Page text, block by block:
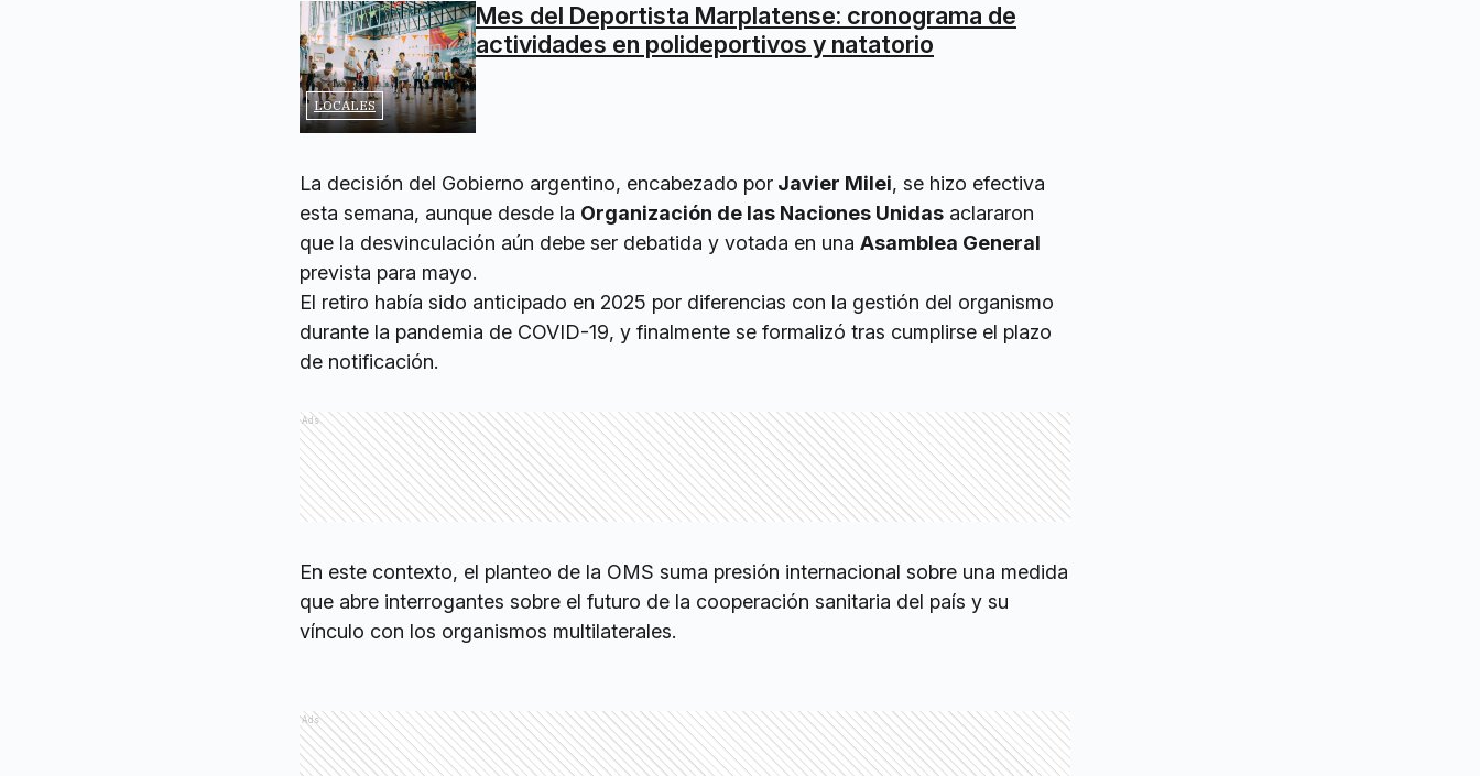
LOCALES
Mes del Deportista Marplatense: cronograma de
actividades en polideportivos y natatorio
La decisión del Gobierno argentino, encabezado por Javier Milei, se hizo efectiva
esta semana, aunque desde la Organización de las Naciones Unidas aclararon
que la desvinculación aún debe ser debatida y votada en una Asamblea General
prevista para mayo.
El retiro había sido anticipado en 2025 por diferencias con la gestión del organismo
durante la pandemia de COVID-19, y finalmente se formalizó tras cumplirse el plazo
de notificación.
Ads
En este contexto, el planteo de la OMS suma presión internacional sobre una medida
que abre interrogantes sobre el futuro de la cooperación sanitaria del país y su
vínculo con los organismos multilaterales.
Ads